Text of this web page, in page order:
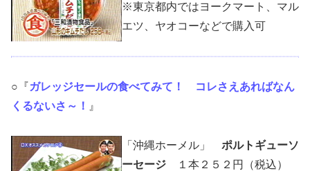
※東京都内ではヨークマート、マル
エツ、ヤオコーなどで購入可
○『ガレッジセールの食べてみて！ コレさえあればなん
くるないさ～！ 』
「沖縄ホーメル」 ポルトギューソ
ーセージ １本２５２円（税込）